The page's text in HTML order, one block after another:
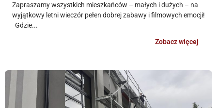
Zapraszamy wszystkich mieszkańców – małych i dużych – na
wyjątkowy letni wieczór pełen dobrej zabawy i filmowych emocji!
Gdzie...
Zobacz więcej